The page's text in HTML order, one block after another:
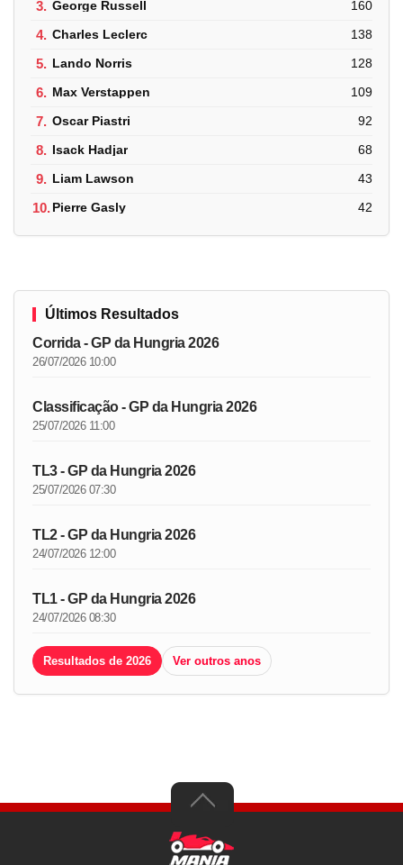
3. George Russell 160
4. Charles Leclerc 138
5. Lando Norris 128
6. Max Verstappen 109
7. Oscar Piastri 92
8. Isack Hadjar 68
9. Liam Lawson 43
10.Pierre Gasly 42
Últimos Resultados
Corrida - GP da Hungria 2026
26/07/2026 10:00
Classificação - GP da Hungria 2026
25/07/2026 11:00
TL3 - GP da Hungria 2026
25/07/2026 07:30
TL2 - GP da Hungria 2026
24/07/2026 12:00
TL1 - GP da Hungria 2026
24/07/2026 08:30
Resultados de 2026 Ver outros anos